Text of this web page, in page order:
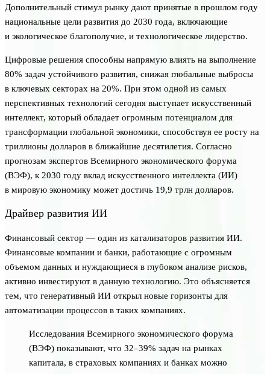
Дополнительный стимул рынку дают принятые в прошлом году
национальные цели развития до 2030 года, включающие
и экологическое благополучие, и технологическое лидерство.
Цифровые решения способны напрямую влиять на выполнение
80% задач устойчивого развития, снижая глобальные выбросы
в ключевых секторах на 20%. При этом одной из самых
перспективных технологий сегодня выступает искусственный
интеллект, который обладает огромным потенциалом для
трансформации глобальной экономики, способствуя ее росту на
триллионы долларов в ближайшие десятилетия. Согласно
прогнозам экспертов Всемирного экономического форума
(ВЭФ), к 2030 году вклад искусственного интеллекта (ИИ)
в мировую экономику может достичь 19,9 трлн долларов.
Драйвер развития ИИ
Финансовый сектор — один из катализаторов развития ИИ.
Финансовые компании и банки, работающие с огромным
объемом данных и нуждающиеся в глубоком анализе рисков,
активно инвестируют в данную технологию. Это объясняется
тем, что генеративный ИИ открыл новые горизонты для
автоматизации процессов в таких компаниях.
Исследования Всемирного экономического форума
(ВЭФ) показывают, что 32–39% задач на рынках
капитала, в страховых компаниях и банках можно